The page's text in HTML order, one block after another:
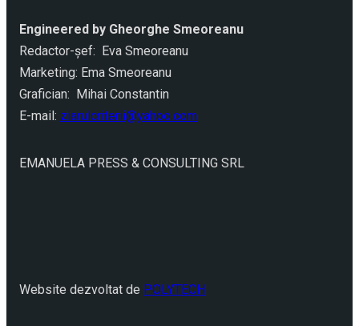
Engineered by Gheorghe Smeoreanu
Redactor-şef: Eva Smeoreanu
Marketing: Ema Smeoreanu
Grafician: Mihai Constantin
E-mail: ziarulcriterii@yahoo.com
EMANUELA PRESS & CONSULTING SRL
Website dezvoltat de POLYTECH